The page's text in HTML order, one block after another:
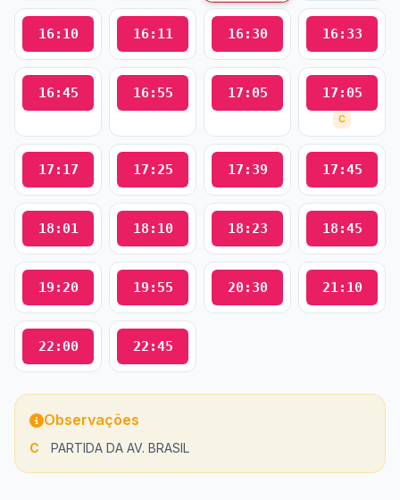
16:10 16:11 16:30 16:33
16:45 16:55 17:05 17:05
C
17:17 17:25 17:39 17:45
18:01 18:10 18:23 18:45
19:20 19:55 20:30 21:10
22:00 22:45
Observações
C PARTIDA DA AV. BRASIL